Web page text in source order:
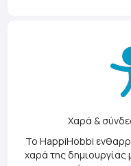
Χαρά &
Το HappiHobbi
χαρά της δημιουργίας